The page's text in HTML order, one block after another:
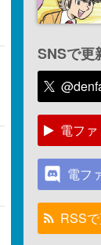
SNSで更
電フ
電フ
RSS